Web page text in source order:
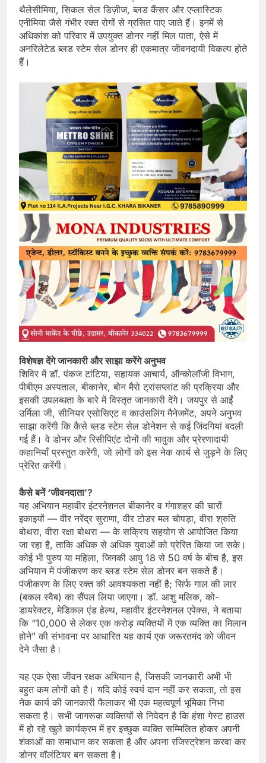
थैलेसीमिया, सिकल सेल डिज़ीज, ब्लड कैंसर और एप्लास्टिक
एनीमिया जैसे गंभीर रक्त रोगों से ग्रसित पाए जाते हैं। इनमें से
अधिकांश को परिवार में उपयुक्त डोनर नहीं मिल पाता, ऐसे में
अनरिलेटेड ब्लड स्टेम सेल डोनर ही एकमात्र जीवनदायी विकल्प होते
हैं।
विशेषज्ञ देंगे जानकारी और साझा करेंगे अनुभव
शिविर में डॉ. पंकज टांटिया, सहायक आचार्य, ऑन्कोलॉजी विभाग,
पीबीएम अस्पताल, बीकानेर, बोन मैरो ट्रांसप्लांट की प्रक्रिया और
इसकी उपलब्धता के बारे में विस्तृत जानकारी देंगे। जयपुर से आईं
उर्मिला जी, सीनियर एसोसिएट व काउंसलिंग मैनेजमेंट, अपने अनुभव
साझा करेंगी कि कैसे ब्लड स्टेम सेल डोनेशन से कई जिंदगियां बदली
गई हैं। वे डोनर और रिसीपिएंट दोनों की भावुक और प्रेरणादायी
कहानियाँ प्रस्तुत करेंगी, जो लोगों को इस नेक कार्य से जुड़ने के लिए
प्रेरित करेंगी।
कैसे बनें ‘जीवनदाता’?
यह अभियान महावीर इंटरनेशनल बीकानेर व गंगाशहर की चारों
इकाइयों — वीर नरेंद्र सुराणा, वीर टोडर मल चोपड़ा, वीरा श्रुति
बोथरा, वीरा रक्षा बोथरा — के सक्रिय सहयोग से आयोजित किया
जा रहा है, ताकि अधिक से अधिक युवाओं को प्रेरित किया जा सके।
कोई भी पुरुष या महिला, जिनकी आयु 18 से 50 वर्ष के बीच है, इस
अभियान में पंजीकरण कर ब्लड स्टेम सेल डोनर बन सकते हैं।
पंजीकरण के लिए रक्त की आवश्यकता नहीं है; सिर्फ गाल की लार
(बकल स्वैब) का सैंपल लिया जाएगा। डॉ. आशु मलिक, को-
डायरेक्टर, मेडिकल एंड हेल्थ, महावीर इंटरनेशनल एपेक्स, ने बताया
कि “10,000 से लेकर एक करोड़ व्यक्तियों में एक व्यक्ति का मिलान
होने” की संभावना पर आधारित यह कार्य एक जरूरतमंद को जीवन
देने जैसा है।
यह एक ऐसा जीवन रक्षक अभियान है, जिसकी जानकारी अभी भी
बहुत कम लोगों को है। यदि कोई स्वयं दान नहीं कर सकता, तो इस
नेक कार्य की जानकारी फैलाकर भी एक महत्वपूर्ण भूमिका निभा
सकता है। सभी जागरूक व्यक्तियों से निवेदन है कि हंशा गेस्ट हाउस
में हो रहे खुले कार्यक्रम में हर इच्छुक व्यक्ति सम्मिलित होकर अपनी
शंकाओं का समाधान कर सकता है और अपना रजिस्ट्रेशन करवा कर
डोनर वॉलंटियर बन सकता है।